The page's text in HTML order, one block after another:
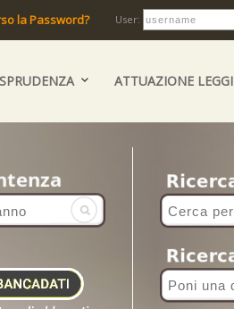
la Password? User:
ATTUAZIONE LEGGI